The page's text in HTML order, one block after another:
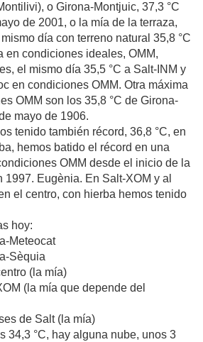
o Girona-Montjuic, 37,3 °C
de 2001, o la mía de la terraza,
día con terreno natural 35,8 °C
en condiciones ideales, OMM,
el mismo día 35,5 °C a Salt-INM y
en condiciones OMM. Otra máxima
OMM son los 35,8 °C de Girona-
mayo de 1906.
tenido también récord, 36,8 °C, en
hemos batido el récord en una
OMM desde el inicio de la
1997. Eugènia. En Salt-XOM y al
el centro, con hierba hemos tenido
hoy:
Meteocat
Sèquia
(la mía)
(la mía que depende del
de Salt (la mía)
34,3 °C, hay alguna nube, unos 3